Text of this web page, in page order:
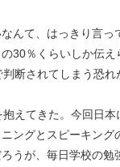
んて、はっきり言っ
30％くらいしか伝え
断されてしまう恐れ
えてきた。今回日本
ングとスピーキング
うが、毎日学校の勉